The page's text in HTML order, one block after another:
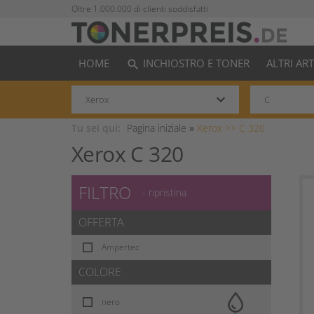
Oltre 1.000.000 di clienti soddisfatti
HOME search INCHIOSTRO E TONER ALTRI
keyboard_arrow_down
Pagina iniziale » Xerox >> C 320
Xerox C 320
FILTRO - ripristina
OFFERTA
Ampertec
COLORE
nero